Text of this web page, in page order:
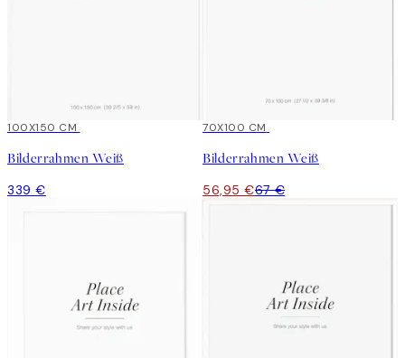
100X150 CM
Bilderrahmen Weiß
339 €
15%*
70X100 CM
Bilderrahmen Weiß
56,95 €67 €